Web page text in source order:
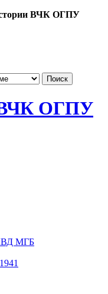
ВЧК ОГПУ
МГБ